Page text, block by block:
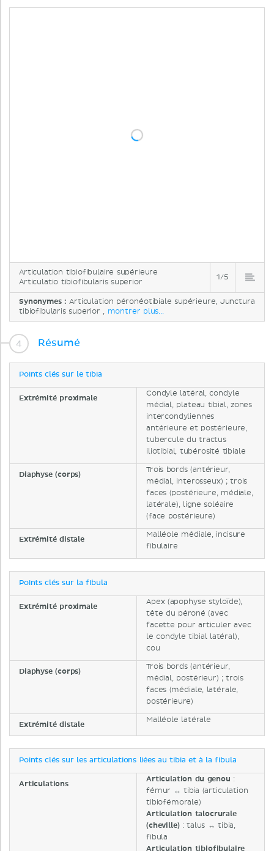
Articulation tibiofibulaire supérieure
Articulatio tibiofibularis superior
1/5
Synonymes :Articulation péronéotibiale supérieure, Junctura
tibiofibularis superior , montrer plus...
Résumé
Points clés sur le tibia
Extrémité proximale
Condyle latéral, condyle
médial, plateau tibial, zones
intercondyliennes
antérieure et postérieure,
tubercule du tractus
iliotibial, tubérosité tibiale
Diaphyse (corps)
Trois bords (antérieur,
médial, interosseux) ; trois
faces (postérieure, médiale,
latérale), ligne soléaire
(face postérieure)
Extrémité distale
Malléole médiale, incisure
fibulaire
Points clés sur la fibula
Extrémité proximale
Apex (apophyse styloïde),
tête du péroné (avec
facette pour articuler avec
le condyle tibial latéral),
cou
Diaphyse (corps)
Trois bords (antérieur,
médial, postérieur) ; trois
faces (médiale, latérale,
postérieure)
Extrémité distale
Malléole latérale
Points clés sur les articulations liées au tibia et à la fibula
Articulations
Articulation du genou :
fémur ↔ tibia (articulation
tibiofémorale)
Articulation talocrurale
(cheville): talus ↔ tibia,
fibula
Articulation tibiofibulaire